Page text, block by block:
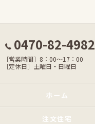
0470-82-4982
［営業時間］8：00〜17：00
［定休日］土曜日・日曜日
ホーム
注文住宅